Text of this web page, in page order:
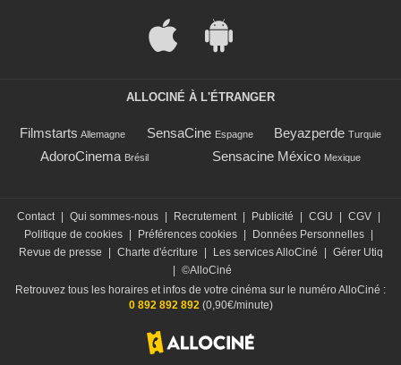
ALLOCINÉ À L'ÉTRANGER
Filmstarts Allemagne SensaCine Espagne Beyazperde Turquie
AdoroCinema Brésil Sensacine México Mexique
Contact Qui sommes-nous Recrutement Publicité CGU CGV
Politique de cookies
Préférences cookies Données Personnelles
Revue de presse
Charte d'écriture Les services AlloCiné
Gérer Utiq
©AlloCiné
Retrouvez tous les horaires et infos de votre cinéma sur le numéro AlloCiné :
0 892 892 892(0,90€/minute)